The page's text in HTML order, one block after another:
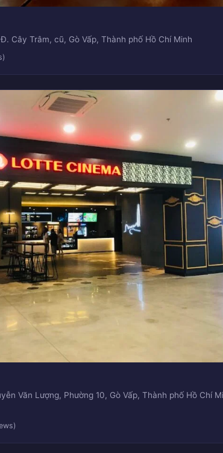
Cây Trâm, cũ, Gò Vấp, Thành phố Hồ Chí Minh
Văn Lượng, Phường 10, Gò Vấp, Thành phố Hồ Chí